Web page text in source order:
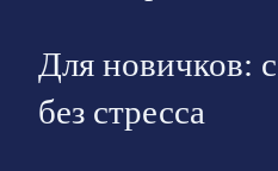
Для новичков:
без стресса